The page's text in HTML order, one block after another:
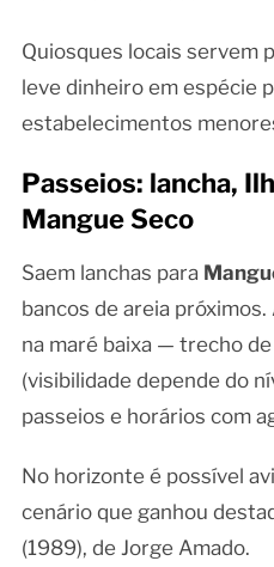
Quiosques locais servem
leve dinheiro em espécie
estabelecimentos
Passeios: lancha,
Mangue Seco
Saem lanchas para
bancos de areia próximos.
na maré baixa — trecho
(visibilidade depende do
passeios e horários com
No horizonte é possível
cenário que ganhou
(1989), de Jorge Amado.